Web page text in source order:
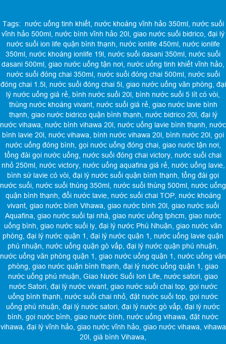
Tags: nước uống tinh khiết, nước khoáng vĩnh hảo 350ml, nước suối
vĩnh hảo 500ml, nước bình vĩnh hảo 20l, giao nước suối bidrico, đại lý
nước suối ion life quận bình thạnh, nước ionlife 450ml, nước ionlife
350ml, nước khoáng ionlife 19l, nước suối dasani 350ml, nước suối
dasani 500ml, giao nước uống tận nơi, nước uống tinh khiết vĩnh hảo,
nước suối đóng chai 350ml, nước suối đóng chai 500ml, nước suối
đóng chai 1.5l, nước suối đóng chai 5l, giao nước uống văn phòng, đại
lý nước uống giá rẻ, bình nước suối 20l, bình nước suối 5 lít có vòi,
thùng nước khoáng vivant, nước suối giá rẻ, giao nước lavie bình
thạnh, giao nước bidrico quận bình thạnh, nước bidrico 20l, đại lý
nước vihawa, nước bình vihawa 20l, nước uống lavie bình thạnh, nước
bình lavie 20l, nước vihawa, bình nước vihawa 20l, bình nước 20l, gọi
nước uống đóng bình, gọi nước uống đóng chai, giao nước tận nơi,
tổng đài gọi nước uống, nước suối đóng chai victory, nước suối chai
nhỏ 250ml, nước victory, nước uống aquafina giá rẻ, nước uống lavie,
bình sứ lavie có vòi, đại lý nước suối quận bình thạnh, tổng đài gọi
nước suối, nước suối thùng 350ml, nước suối thùng 500ml, nước uống
quận bình thạnh, đổi nước lavie, nước suối chai TOP, nước khoáng
vivant, giao nước bình Vihawa, giao nước bình 20l, giao nước suối
Aquafina, giao nước suối tại nhà, giao nước uống tphcm, giao nước
uống bình, giao nước suối ly, đại lý nước Phú Nhuận, giao nước văn
phòng, đại lý nước quận 1, đại lý nước quận 1, nước uống lavie quận
phú nhuận, nước uống quận gò vấp, đại lý nước quận phú nhuận,
nước uống văn phòng quận 1, giao nước uống quận 1, nước uống văn
phòng, giao nước quận bình thạnh, đại lý nước uống quận 1, giao
nước uống phú nhuận, Giao Nước Suối Ion Life, nước satori, giao
nước Satori, đại lý nước vivant, giao nước suối chai top, gọi nước
uống bình thạnh, nước suối chai nhỏ, đặt nước suối top, gọi nước
uống phú nhuận, đại lý nước satori, đại lý nước gò vấp, đại lý nước
bình, gọi nước bình, giao nước bình, nước uống vihawa, đặt nước
vihawa, đại lý vĩnh hảo, giao nước vĩnh hảo, giao nước vihawa, vihawa
20l, giá bình Vihawa,